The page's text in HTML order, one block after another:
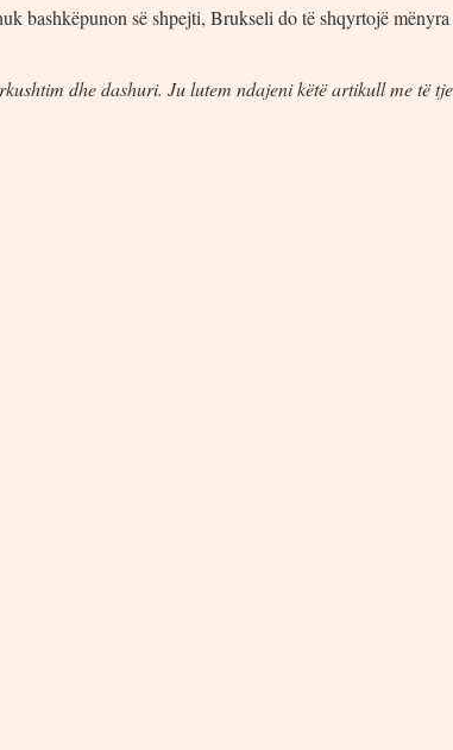
bashkëpunon së shpejti, Brukseli do të shqyrtojë
dhe dashuri. Ju lutem ndajeni këtë artikull me të